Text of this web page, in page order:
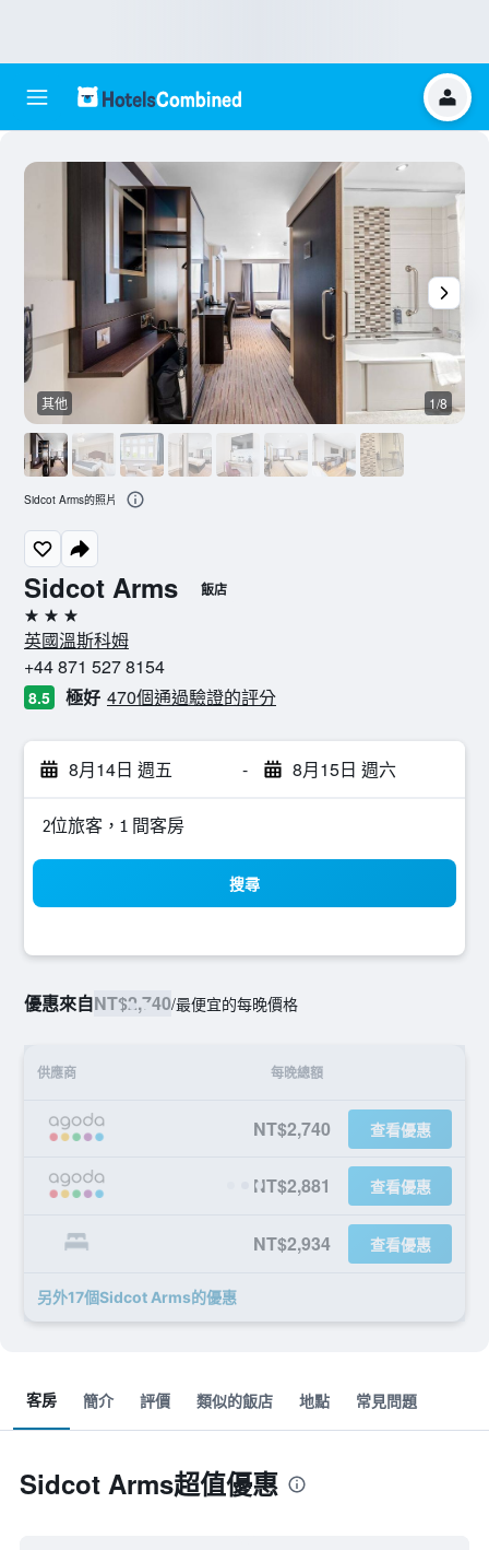
Sidcot Arms 飯店
3星級
英國溫斯科姆
+44 871 527 8154
8.5 極好 470個通過驗證的評分
8月14日 週五 - 8月15日 週六
2位旅客，1 間客房
搜尋
優惠來自NT$2,740/最便宜的每晚價格
供應商 每晚總額
NT$2,740 查看優惠
NT$2,881 查看優惠
NT$2,934 查看優惠
另外17個Sidcot Arms​的優惠
其他 1/8
Sidcot Arms的照片
客房 簡介 評價 類似的飯店 地點 常見問題
Sidcot Arms超值優惠